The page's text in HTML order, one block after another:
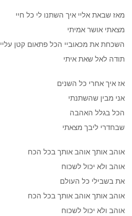
מאז שבאת אליי איך השתנו לי כל חיי
מצאתי אושר אמיתי
השכחת את מכאוביי הכל פתאום קטן עליי
תודה לאל שאת איתי
אז איך אחרי כל השנים
אני מבין שהשתנתי
הכל בגלל האהבה
שבחדרי ליבך מצאתי
אוהב אותך אוהב אותך בכל הכח
אוהב ולא יכול לשכוח
את בשבילי כל העולם
אוהב אותך אוהב אותך בכל הכח
אוהב ולא יכול לשכוח